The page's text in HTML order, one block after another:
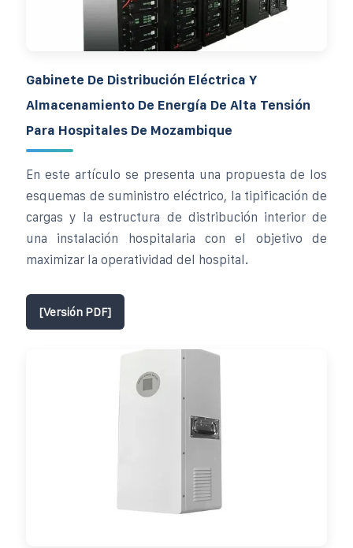
Gabinete De Distribución Eléctrica Y
Almacenamiento De Energía De Alta Tensión
Para Hospitales De Mozambique
En este artículo se presenta una propuesta de los
esquemas de suministro eléctrico, la tipificación de
cargas y la estructura de distribución interior de
una instalación hospitalaria con el objetivo de
maximizar la operatividad del hospital.
[Versión PDF]